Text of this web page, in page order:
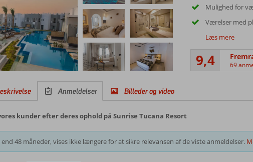
Mulighed for
Værelser med
Læs mere
9,4 69
Anmeldelser Billeder og video
kunder efter deres ophold på Sunrise Tucana Resort
48 måneder, vises ikke længere for at sikre relevansen af de viste anmeldelser.